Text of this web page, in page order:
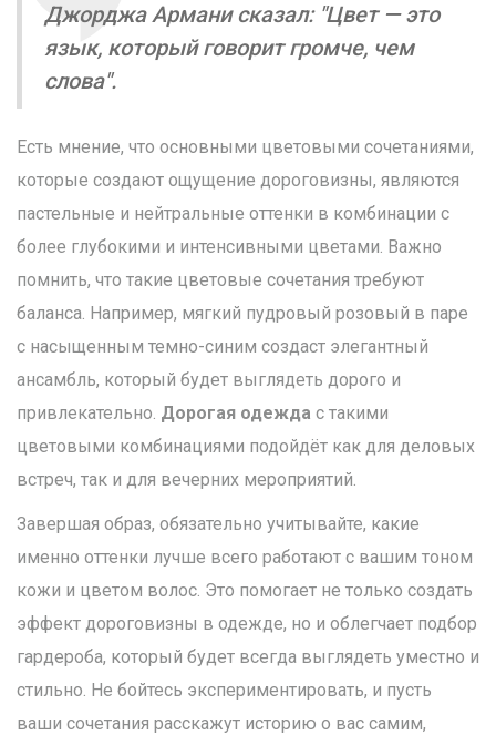
Джорджа Армани сказал: "Цвет — это
язык, который говорит громче, чем
слова".
Есть мнение, что основными цветовыми сочетаниями,
которые создают ощущение дороговизны, являются
пастельные и нейтральные оттенки в комбинации с
более глубокими и интенсивными цветами. Важно
помнить, что такие цветовые сочетания требуют
баланса. Например, мягкий пудровый розовый в паре
с насыщенным темно-синим создаст элегантный
ансамбль, который будет выглядеть дорого и
привлекательно. Дорогая одежда с такими
цветовыми комбинациями подойдёт как для деловых
встреч, так и для вечерних мероприятий.
Завершая образ, обязательно учитывайте, какие
именно оттенки лучше всего работают с вашим тоном
кожи и цветом волос. Это помогает не только создать
эффект дороговизны в одежде, но и облегчает подбор
гардероба, который будет всегда выглядеть уместно и
стильно. Не бойтесь экспериментировать, и пусть
ваши сочетания расскажут историю о вас самим,